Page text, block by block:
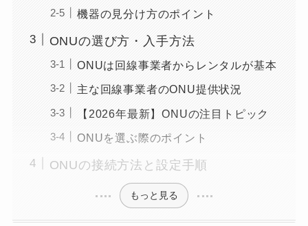
機器の見分け方のポイント
ONUの選び方・入手方法
ONUは回線事業者からレンタルが基本
主な回線事業者のONU提供状況
【2026年最新】ONUの注目トピック
ONUを選ぶ際のポイント
ONUの接続方法と設定手順
もっと見る